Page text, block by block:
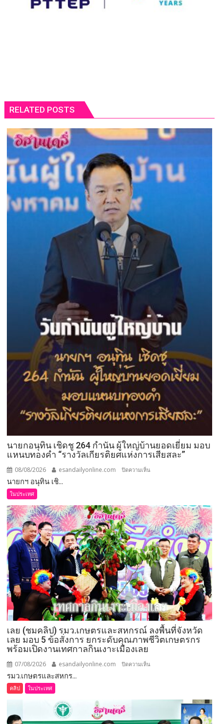
RELATED POSTS
นายกอนุทิน เชิดชู 264 กำนัน ผู้ใหญ่บ้านยอดเยี่ยม มอบ
แหนบทองคำ “รางวัลเกียรติยศแห่งการเสียสละ”
08/08/2026 esandailyonline.com ปิดความเห็น
264
กำนัน
ผู้ใหญ่
บ้าน
ยอด
เยี่ยม
มอบ
แหนบ
ทองคำ
“รางวัล
เกียรติยศ
แห่ง
การ
นายกฯ อนุทิน เชิ...
ในประเทศ
เลย (ชมคลิป) รมว.เกษตรและสหกรณ์ ลงพื้นที่จังหวัด
เลย มอบ 5 ข้อสั่งการ ยกระดับคุณภาพชีวิตเกษตรกร
พร้อมเปิดงานเทศกาลกินเงาะเมืองเลย
07/08/2026 esandailyonline.com ปิดความเห็น
รมว.เกษตรและสหกร...
คลิป ในประเทศ